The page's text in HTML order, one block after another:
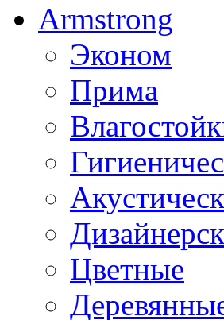
Armstrong
Эконом
Прима
Цветные